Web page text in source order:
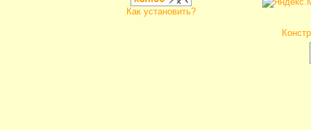
Как установить?